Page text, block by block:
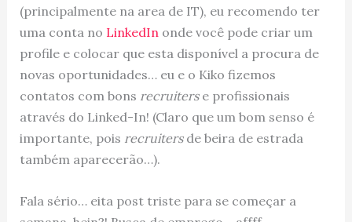
(principalmente na area de IT), eu recomendo ter
uma conta no LinkedIn onde você pode criar um
profile e colocar que esta disponível a procura de
novas oportunidades… eu e o Kiko fizemos
contatos com bons recruiterse profissionais
através do Linked-In! (Claro que um bom senso é
importante, pois recruitersde beira de estrada
também aparecerão…).
Fala sério… eita post triste para se começar a